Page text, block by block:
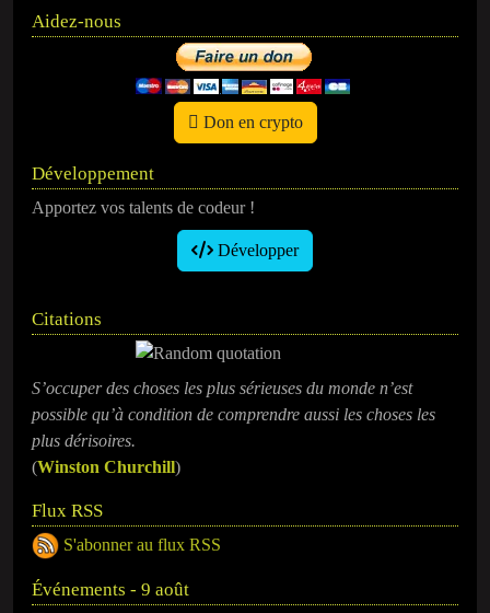
Aidez-nous
Don en crypto
Développement
Apportez vos talents de codeur !
Développer
Citations
S’occuper des choses les plus sérieuses du monde n’est
possible qu’à condition de comprendre aussi les choses les
plus dérisoires.
(Winston Churchill)
Flux RSS
S'abonner au flux RSS
Événements - 9 août